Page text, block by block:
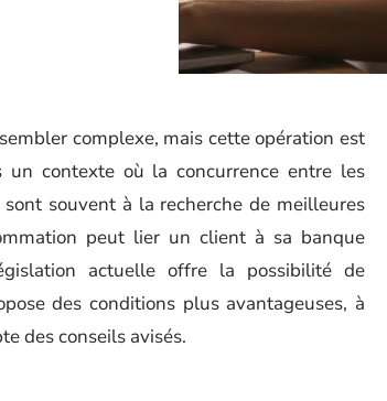
complexe, mais cette opération est
contexte où la concurrence entre les
souvent à la recherche de meilleures
peut lier un client à sa banque
actuelle offre la possibilité de
des conditions plus avantageuses, à
des conseils avisés.